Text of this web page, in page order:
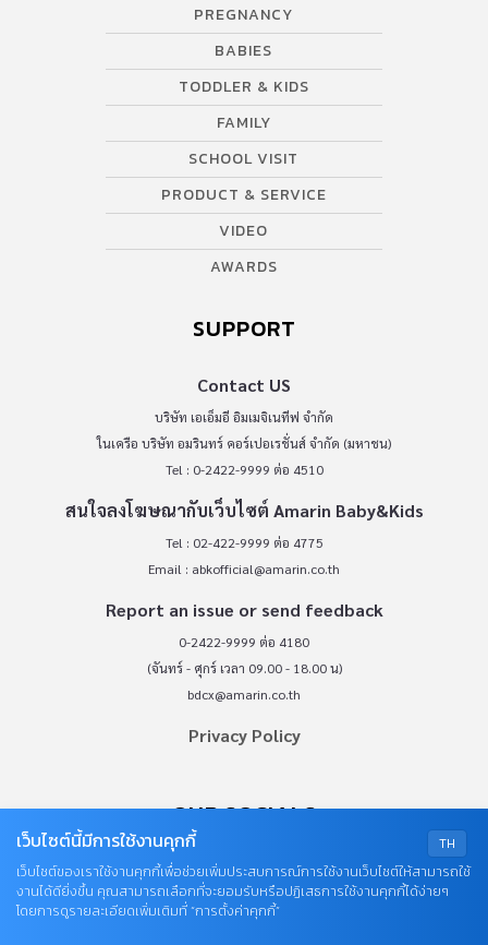
PREGNANCY
BABIES
TODDLER & KIDS
FAMILY
SCHOOL VISIT
PRODUCT & SERVICE
VIDEO
AWARDS
SUPPORT
Contact US
บริษัท เอเอ็มอี อิมเมจิเนทีฟ จำกัด
ในเครือ บริษัท อมรินทร์ คอร์เปอเรชั่นส์ จำกัด (มหาชน)
Tel : 0-2422-9999 ต่อ 4510
สนใจลงโฆษณากับเว็บไซต์ Amarin Baby&Kids
Tel : 02-422-9999 ต่อ 4775
Email : abkofficial@amarin.co.th
Report an issue or send feedback
0-2422-9999 ต่อ 4180
(จันทร์ - ศุกร์ เวลา 09.00 - 18.00 น)
bdcx@amarin.co.th
Privacy Policy
OUR SOCIALS
TH
เว็บไซต์นี้มีการใช้งานคุกกี้
เว็บไซต์ของเราใช้งานคุกกี้เพื่อช่วยเพิ่มประสบการณ์การใช้งานเว็บไซต์ให้สามารถใช้
งานได้ดียิ่งขึ้น คุณสามารถเลือกที่จะยอมรับหรือปฏิเสธการใช้งานคุกกี้ได้ง่ายๆ
โดยการดูรายละเอียดเพิ่มเติมที่ “การตั้งค่าคุกกี้”